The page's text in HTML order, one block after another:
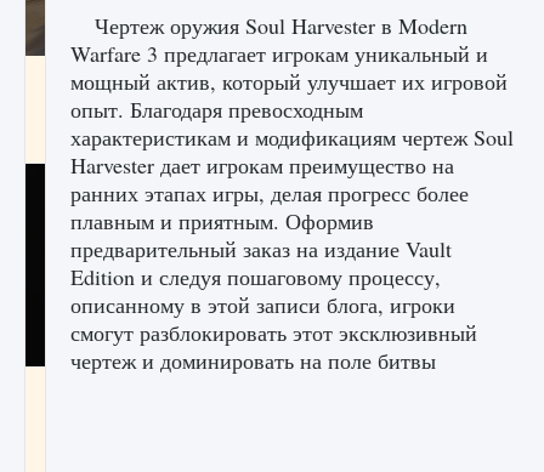
Как исправить неработающие награды For
9 августа 2024 1 205 0 0
Чертеж оружия Soul Harvester в Modern
Warfare 3 предлагает игрокам уникальный и
мощный актив, который улучшает их игровой
опыт. Благодаря превосходным
характеристикам и модификациям чертеж Soul
Harvester дает игрокам преимущество на
ранних этапах игры, делая прогресс более
плавным и приятным. Оформив
предварительный заказ на издание Vault
Edition и следуя пошаговому процессу,
описанному в этой записи блога, игроки
смогут разблокировать этот эксклюзивный
чертеж и доминировать на поле битвы